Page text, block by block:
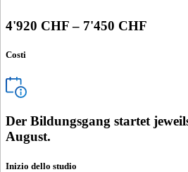
4'920 CHF – 7'450 CHF
Costi
Der Bildungsgang startet
August.
Inizio dello studio